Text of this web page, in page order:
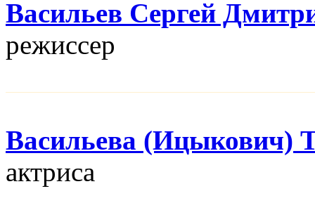
Васильев Сергей
режисcер
Васильева (Ицыкович)
актриса